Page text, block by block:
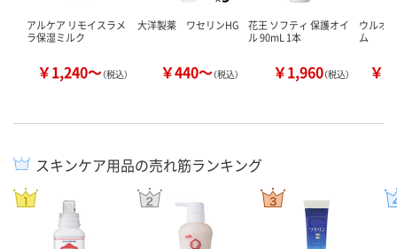
アルケア リモイスラメ
ラ保湿ミルク
￥1,240～（税込）
大洋製薬 ワセリンHG
￥440～（税込）
花王 ソフティ 保護オイ
ル 90mL 1本
￥1,960（税込）
ウルオ
ム
￥
スキンケア用品の売れ筋ランキング